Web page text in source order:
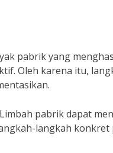
pabrik yang
Oleh karena itu,
pabrik dapat
langkah